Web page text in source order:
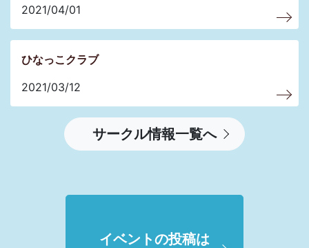
2021/04/01
ひなっこクラブ
2021/03/12
サークル情報一覧へ
イベントの投稿は